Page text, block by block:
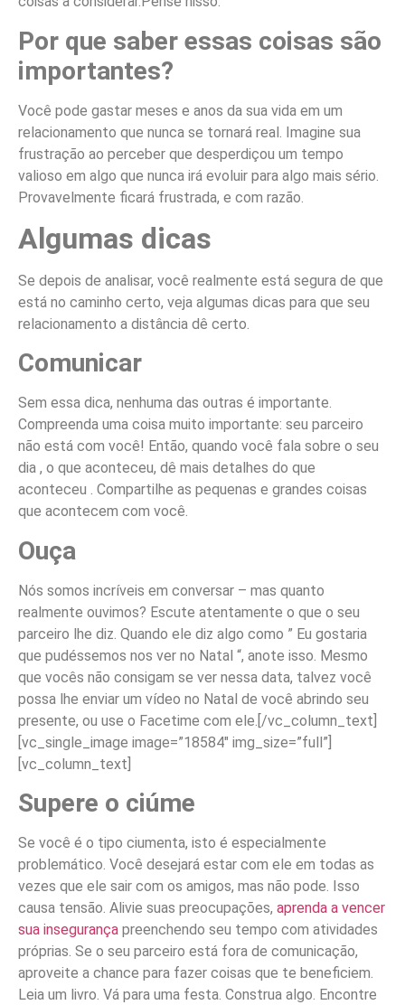
Por que saber essas coisas são
importantes?
Você pode gastar meses e anos da sua vida em um
relacionamento que nunca se tornará real. Imagine sua
frustração ao perceber que desperdiçou um tempo
valioso em algo que nunca irá evoluir para algo mais sério.
Provavelmente ficará frustrada, e com razão.
Algumas dicas
Se depois de analisar, você realmente está segura de que
está no caminho certo, veja algumas dicas para que seu
relacionamento a distância dê certo.
Comunicar
Sem essa dica, nenhuma das outras é importante.
Compreenda uma coisa muito importante: seu parceiro
não está com você! Então, quando você fala sobre o seu
dia , o que aconteceu, dê mais detalhes do que
aconteceu . Compartilhe as pequenas e grandes coisas
que acontecem com você.
Ouça
Nós somos incríveis em conversar – mas quanto
realmente ouvimos? Escute atentamente o que o seu
parceiro lhe diz. Quando ele diz algo como ” Eu gostaria
que pudéssemos nos ver no Natal “, anote isso. Mesmo
que vocês não consigam se ver nessa data, talvez você
possa lhe enviar um vídeo no Natal de você abrindo seu
presente, ou use o Facetime com ele. [/vc_column_text]
[vc_single_image image=”18584″ img_size=”full”]
[vc_column_text]
Supere o ciúme
Se você é o tipo ciumenta, isto é especialmente
problemático. Você desejará estar com ele em todas as
vezes que ele sair com os amigos, mas não pode. Isso
causa tensão. Alivie suas preocupações, aprenda a vencer
sua insegurança preenchendo seu tempo com atividades
próprias. Se o seu parceiro está fora de comunicação,
aproveite a chance para fazer coisas que te beneficiem.
Leia um livro. Vá para uma festa. Construa algo. Encontre